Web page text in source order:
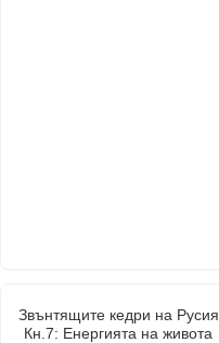
Звънтящите кедри на Русия
Кн.7: Енергията на живота